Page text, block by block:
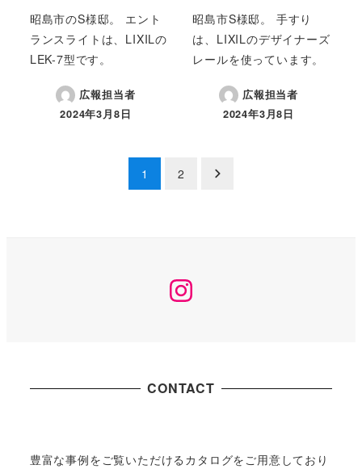
昭島市のS様邸。 エント
ランスライトは、LIXILの
LEK-7型です。
広報担当者
投稿日
2024年3月8日
昭島市S様邸。 手すり
は、LIXILのデザイナーズ
レールを使っています。
広報担当者
投稿日
2024年3月8日
1 2
Instagram
CONTACT
豊富な事例をご覧いただけるカタログをご用意しており